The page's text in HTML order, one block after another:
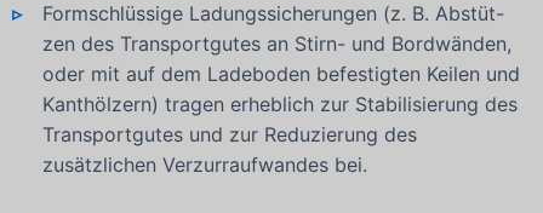
Formschlüssige Ladungssicherungen (z. B. Abstüt-
zen des Transportgutes an Stirn- und Bordwänden,
oder mit auf dem Ladeboden befestigten Keilen und
Kanthölzern) tragen erheblich zur Stabilisierung des
Transportgutes und zur Reduzierung des
zusätzlichen Verzurraufwandes bei.